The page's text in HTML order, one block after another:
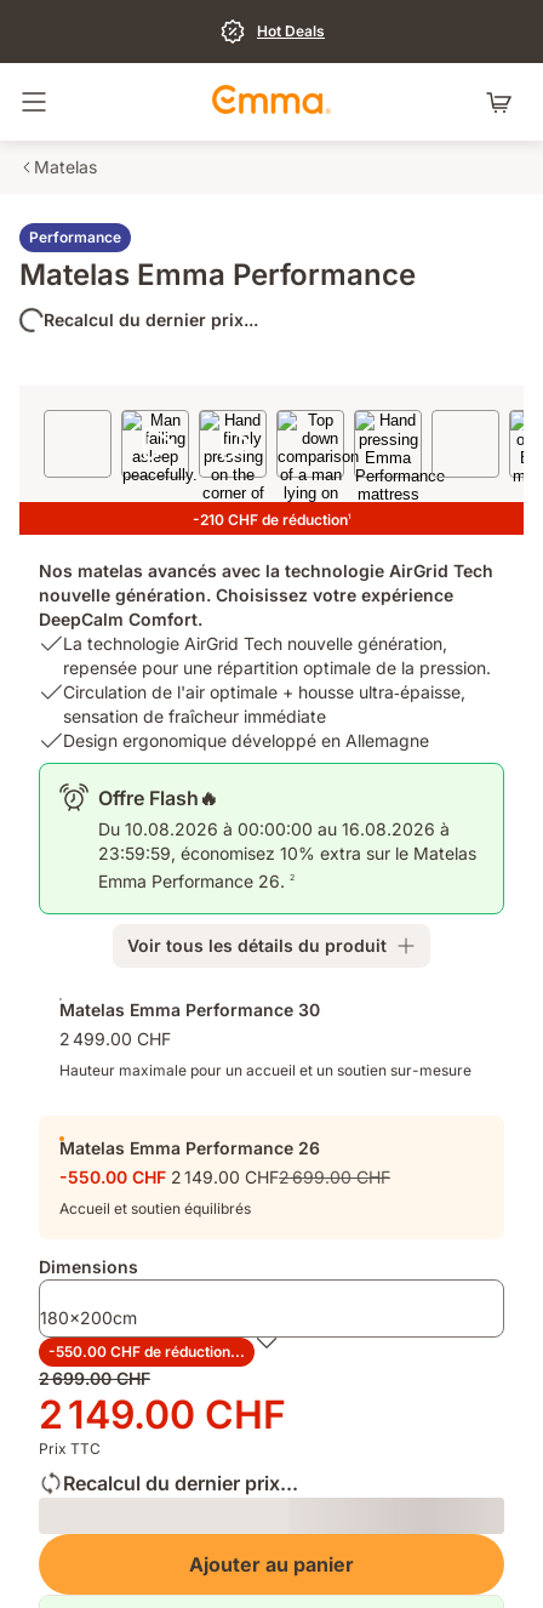
Hot Deals
Basculer la navigation
Matelas
Performance
Matelas Emma Performance
Recalcul du dernier prix...
-210 CHF de réduction1
Nos matelas avancés avec la technologie AirGrid Tech
nouvelle génération. Choisissez votre expérience
DeepCalm Comfort.
USP
La
technologie
AirGrid
Tech
nouvelle
génération,
repensée
répartition
pression.
La technologie AirGrid Tech nouvelle génération,
repensée pour une répartition optimale de la pression.
USP
Circulation
de
l'air
optimale
ultra‑épaisse,
sensation
Circulation de l'air optimale + housse ultra‑épaisse,
sensation de fraîcheur immédiate
USP
3:
Design
ergonomique
développé
Allemagne
Design ergonomique développé en Allemagne
Offre Flash🔥
Du 10.08.2026 à 00:00:00 au 16.08.2026 à
23:59:59, économisez 10% extra sur le Matelas
Emma Performance 26. 2
Voir tous les détails du produit
supplémentaires
Matelas Emma Performance 30
2 499.00 CHF
Hauteur maximale pour un accueil et un soutien sur-mesure
Matelas Emma Performance 26
-550.00 CHF 2 149.00 CHF2 699.00 CHF
Accueil et soutien équilibrés
Dimensions
180x200cm
-550.00 CHF de réduction...
Prix
d'origine
2 699.00 CHF
2 699.00 CHF
Prix
2 149.00 CHF
2 149.00 CHF
Prix TTC
Recalcul du dernier prix...
Loading
Ajouter au panier